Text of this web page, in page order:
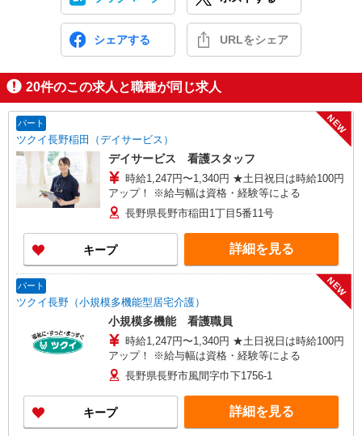
シェアする URLをシェア
20件のこの求人と職種が同じ求人
パート
ツクイ長野稲田（デイサービス）
NEW
デイサービス 看護スタッフ
時給1,247円〜1,340円 ★土日祝日は時給100円
アップ！ ※給与幅は資格・経験等による
長野県長野市稲田1丁目5番11号
キープ 詳細を見る
パート
ツクイ長野（小規模多機能型居宅介護）
NEW
小規模多機能 看護職員
時給1,247円〜1,340円 ★土日祝日は時給100円
アップ！ ※給与幅は資格・経験等による
長野県長野市風間字巾下1756-1
キープ 詳細を見る